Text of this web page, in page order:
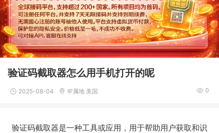
验证码截取器怎么用手机打开的呢
2025-08-04 IP属地 美国 0
验证码截取器是一种工具或应用，用于帮助用户获取和识